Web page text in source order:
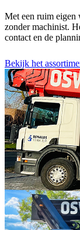
Met een ruim eigen
zonder machinist.
contact en de
Bekijk het